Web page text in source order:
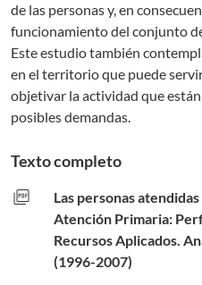
de las personas y, en
funcionamiento del conjunto
Este estudio también
en el territorio que puede
objetivar la actividad que
posibles demandas.
Texto completo
picture_as_pdf
Las personas
Atención Primaria:
Recursos Aplicados.
(1996-2007)